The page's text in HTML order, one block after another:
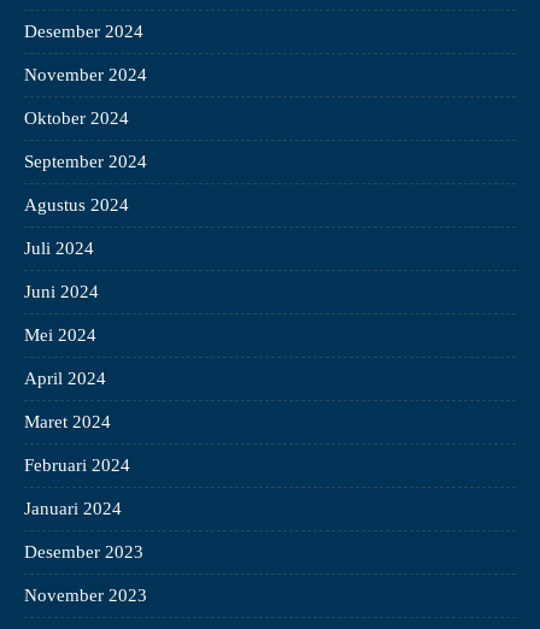
Desember 2024
November 2024
Oktober 2024
September 2024
Agustus 2024
Juli 2024
Juni 2024
Mei 2024
April 2024
Maret 2024
Februari 2024
Januari 2024
Desember 2023
November 2023